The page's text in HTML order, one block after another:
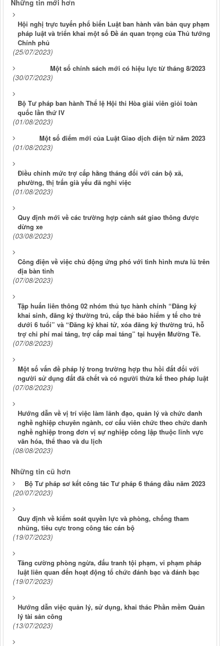
Những tin mới hơn
Hội nghị trực tuyến phổ biến Luật ban hành văn bản quy phạm
pháp luật và triển khai một số Đề án quan trọng của Thủ tướng
Chính phủ
(25/07/2023)
Một số chính sách mới có hiệu lực từ tháng 8/2023
(30/07/2023)
Bộ Tư pháp ban hành Thể lệ Hội thi Hòa giải viên giỏi toàn
quốc lần thứ IV
(01/08/2023)
Một số điểm mới của Luật Giao dịch điện tử năm 2023
(01/08/2023)
Điều chỉnh mức trợ cấp hằng tháng đối với cán bộ xã,
phường, thị trấn già yếu đã nghỉ việc
(01/08/2023)
Quy định mới về các trường hợp cảnh sát giao thông được
dừng xe
(03/08/2023)
Công điện về việc chủ động ứng phó với tình hình mưa lũ trên
địa bàn tỉnh
(07/08/2023)
Tập huấn liên thông 02 nhóm thủ tục hành chính “Đăng ký
khai sinh, đăng ký thường trú, cấp thẻ bảo hiểm y tế cho trẻ
dưới 6 tuổi” và “Đăng ký khai tử, xóa đăng ký thường trú, hỗ
trợ chi phí mai táng, trợ cấp mai táng” tại huyện Mường Tè.
(07/08/2023)
Một số vấn đề pháp lý trong trường hợp thu hồi đất đối với
người sử dụng đất đã chết và có người thừa kế theo pháp luật
(07/08/2023)
Hướng dẫn về vị trí việc làm lãnh đạo, quản lý và chức danh
nghề nghiệp chuyên ngành, cơ cấu viên chức theo chức danh
nghề nghiệp trong đơn vị sự nghiệp công lập thuộc lĩnh vực
văn hóa, thể thao và du lịch
(08/08/2023)
Những tin cũ hơn
Bộ Tư pháp sơ kết công tác Tư pháp 6 tháng đầu năm 2023
(20/07/2023)
Quy định về kiểm soát quyền lực và phòng, chống tham
nhũng, tiêu cực trong công tác cán bộ
(19/07/2023)
Tăng cường phòng ngừa, đấu tranh tội phạm, vi phạm pháp
luật liên quan đến hoạt động tổ chức đánh bạc và đánh bạc
(19/07/2023)
Hướng dẫn việc quản lý, sử dụng, khai thác Phần mềm Quản
lý tài sản công
(13/07/2023)